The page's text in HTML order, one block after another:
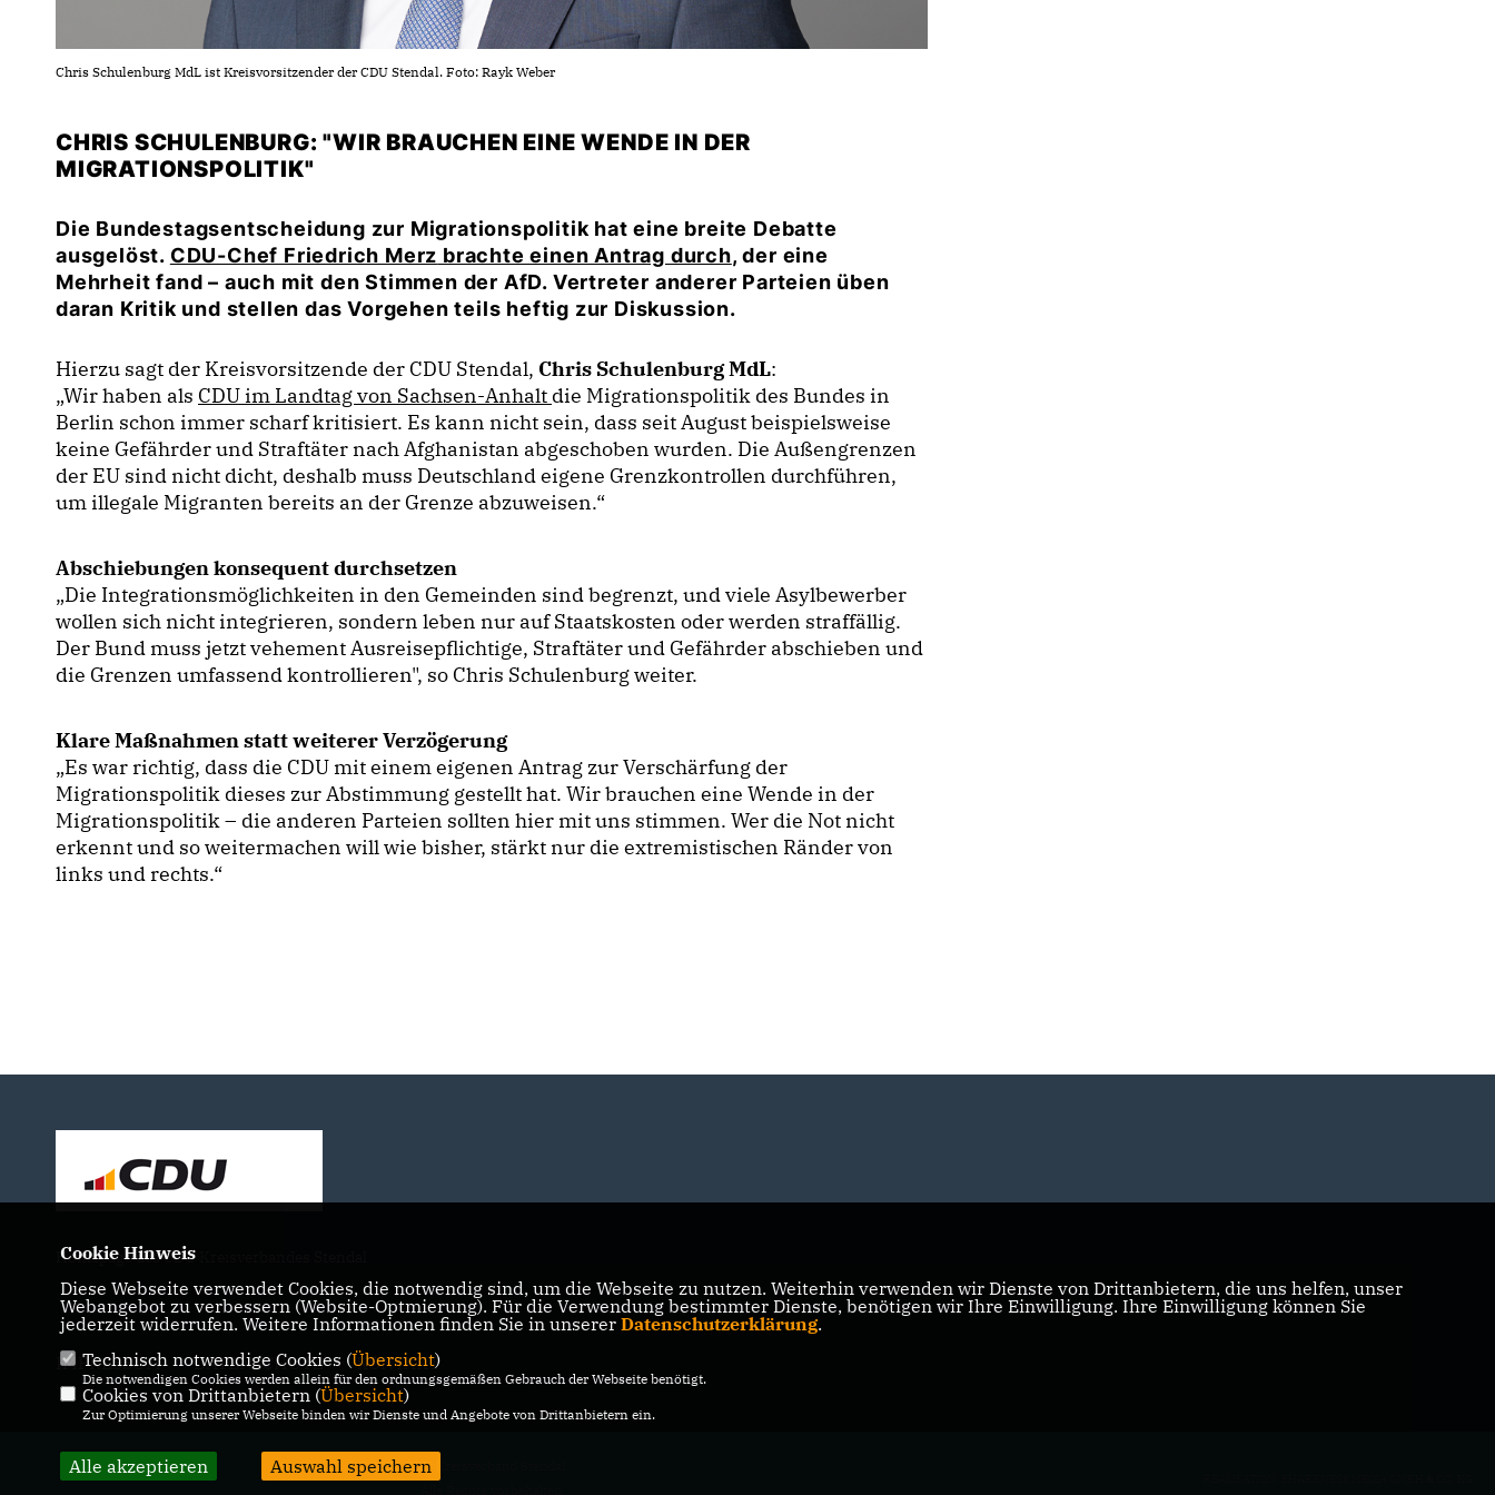
Chris Schulenburg MdL ist Kreisvorsitzender der CDU Stendal. Foto: Rayk Weber
CHRIS SCHULENBURG: "WIR BRAUCHEN EINE WENDE IN DER
MIGRATIONSPOLITIK"
Die Bundestagsentscheidung zur Migrationspolitik hat eine breite Debatte
ausgelöst. CDU-Chef Friedrich Merz brachte einen Antrag durch, der eine
Mehrheit fand – auch mit den Stimmen der AfD. Vertreter anderer Parteien üben
daran Kritik und stellen das Vorgehen teils heftig zur Diskussion.
Hierzu sagt der Kreisvorsitzende der CDU Stendal, Chris Schulenburg MdL:
Wir haben als CDU im Landtag von Sachsen-Anhalt die Migrationspolitik des Bundes in
Berlin schon immer scharf kritisiert. Es kann nicht sein, dass seit August beispielsweise
keine Gefährder und Straftäter nach Afghanistan abgeschoben wurden. Die Außengrenzen
der EU sind nicht dicht, deshalb muss Deutschland eigene Grenzkontrollen durchführen,
um illegale Migranten bereits an der Grenze abzuweisen.“
Abschiebungen konsequent durchsetzen
Die Integrationsmöglichkeiten in den Gemeinden sind begrenzt, und viele Asylbewerber
wollen sich nicht integrieren, sondern leben nur auf Staatskosten oder werden straffällig.
Der Bund muss jetzt vehement Ausreisepflichtige, Straftäter und Gefährder abschieben und
die Grenzen umfassend kontrollieren", so Chris Schulenburg weiter.
Klare Maßnahmen statt weiterer Verzögerung
Es war richtig, dass die CDU mit einem eigenen Antrag zur Verschärfung der
Migrationspolitik dieses zur Abstimmung gestellt hat. Wir brauchen eine Wende in der
Migrationspolitik – die anderen Parteien sollten hier mit uns stimmen. Wer die Not nicht
erkennt und so weitermachen will wie bisher, stärkt nur die extremistischen Ränder von
links und rechts.“
Homepage des CDU Kreisverbandes Stendal
IMPRESSUM DATENSCHUTZ KONTAKT
@2026 CDU Kreisverband Stendal
Cookie Hinweis
Diese Webseite verwendet Cookies, die notwendig sind, um die Webseite zu nutzen. Weiterhin verwenden wir Dienste von Drittanbietern, die uns helfen, unser
Webangebot zu verbessern (Website-Optmierung). Für die Verwendung bestimmter Dienste, benötigen wir Ihre Einwilligung. Ihre Einwilligung können Sie
jederzeit widerrufen. Weitere Informationen finden Sie in unserer Datenschutzerklärung.
Technisch notwendige Cookies (Übersicht)
Die notwendigen Cookies werden allein für den ordnungsgemäßen Gebrauch der Webseite benötigt.
Cookies von Drittanbietern (Übersicht)
Zur Optimierung unserer Webseite binden wir Dienste und Angebote von Drittanbietern ein.
Alle akzeptieren Auswahl speichern